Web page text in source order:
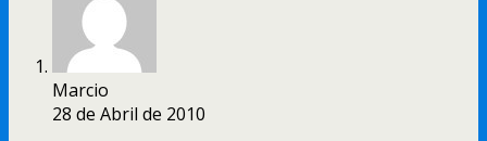
Marcio
28 de Abril de 2010